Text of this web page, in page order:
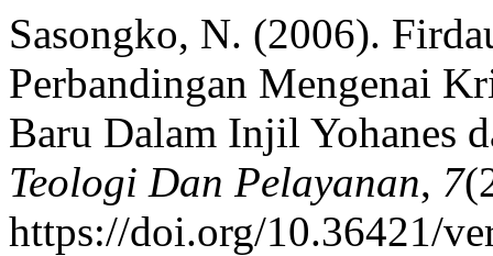
Sasongko, N. (2006).
Perbandingan Mengenai
Baru Dalam Injil Yohanes
Teologi Dan Pelayanan, 7
https://doi.org/10.36421/